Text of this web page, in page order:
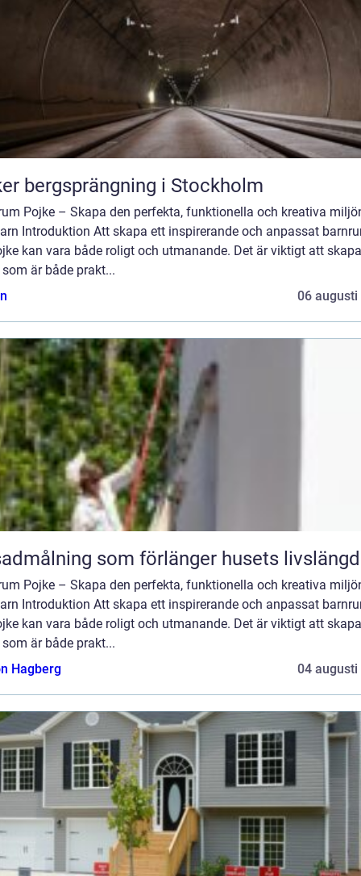
bergsprängning i Stockholm
Pojke – Skapa den perfekta, funktionella och kreativa
Introduktion Att skapa ett inspirerande och anpassat
kan vara både roligt och utmanande. Det är viktigt att
är både prakt...
06 augusti
som förlänger husets livslängd
Pojke – Skapa den perfekta, funktionella och kreativa
Introduktion Att skapa ett inspirerande och anpassat
kan vara både roligt och utmanande. Det är viktigt att
är både prakt...
Hagberg
04 augusti